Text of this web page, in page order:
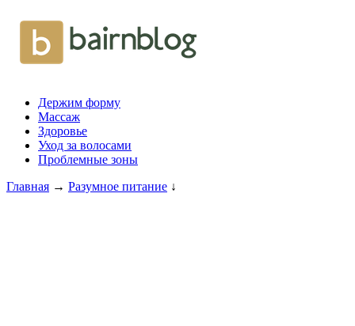
Держим форму
Массаж
Здоровье
Уход за волосами
Проблемные зоны
Главная → Разумное питание ↓